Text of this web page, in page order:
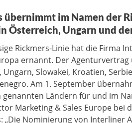
im Namen der
Österreich, Ungarn und
Rickmers-Linie hat die Firma
ernannt. Der Agenturvertrag
Ungarn, Slowakei, Kroatien,
Am 1. September
Ländern für und im
Marketing & Sales Europe bei
„Die Nominierung von Interliner